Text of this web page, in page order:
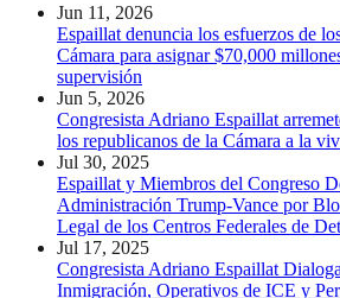
Jun 11, 2026
Espaillat denuncia los esfuerzos de
Cámara para asignar $70,000
supervisión
Jun 5, 2026
Congresista Adriano Espaillat
los republicanos de la Cámara a la
Jul 30, 2025
Espaillat y Miembros del Congreso
Administración Trump-Vance por
Legal de los Centros Federales de
Jul 17, 2025
Congresista Adriano Espaillat
Inmigración, Operativos de ICE y